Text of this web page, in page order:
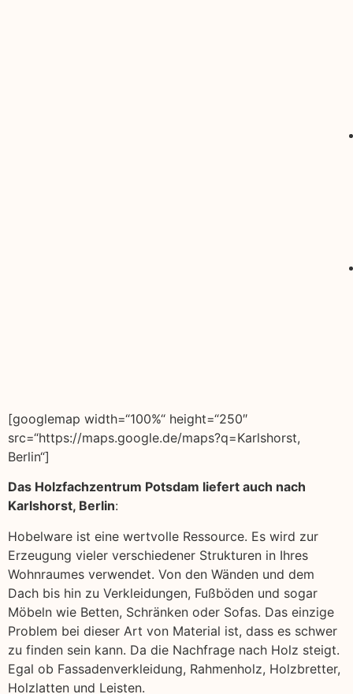
[googlemap width=“100%“ height=“250″
src=“https://maps.google.de/maps?q=Karlshorst,
Berlin“]
Das Holzfachzentrum Potsdam liefert auch nach
Karlshorst, Berlin:
Hobelware ist eine wertvolle Ressource. Es wird zur
Erzeugung vieler verschiedener Strukturen in Ihres
Wohnraumes verwendet. Von den Wänden und dem
Dach bis hin zu Verkleidungen, Fußböden und sogar
Möbeln wie Betten, Schränken oder Sofas. Das einzige
Problem bei dieser Art von Material ist, dass es schwer
zu finden sein kann. Da die Nachfrage nach Holz steigt.
Egal ob Fassadenverkleidung, Rahmenholz, Holzbretter,
Holzlatten und Leisten.